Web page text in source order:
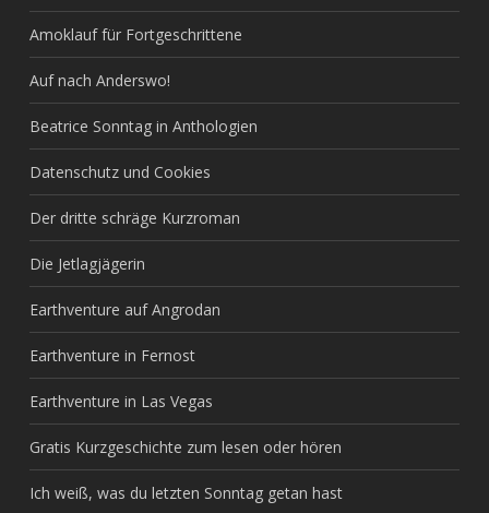
Amoklauf für Fortgeschrittene
Auf nach Anderswo!
Beatrice Sonntag in Anthologien
Datenschutz und Cookies
Der dritte schräge Kurzroman
Die Jetlagjägerin
Earthventure auf Angrodan
Earthventure in Fernost
Earthventure in Las Vegas
Gratis Kurzgeschichte zum lesen oder hören
Ich weiß, was du letzten Sonntag getan hast